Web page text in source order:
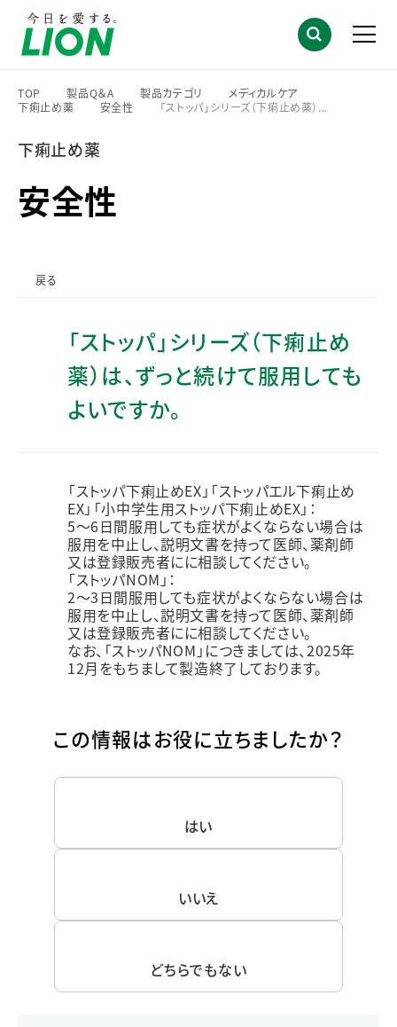
TOP
>
製品Q＆A
>
製品カテゴリ
>
メディカルケア
>
下痢止め薬
安全性
「ストッパ」シリーズ（下痢止め薬）...
下痢止め薬
安全性
戻る
「ストッパ」シリーズ（下痢止め
薬）は、ずっと続けて服用しても
よいですか。
「ストッパ下痢止めEX」「ストッパエル下痢止め
EX」「小中学生用ストッパ下痢止めEX」：
5～6日間服用しても症状がよくならない場合は
服用を中止し、説明文書を持って医師、薬剤師
又は登録販売者にに相談してください。
「ストッパNOM」：
2～3日間服用しても症状がよくならない場合は
服用を中止し、説明文書を持って医師、薬剤師
又は登録販売者にに相談してください。
なお、「ストッパNOM」につきましては、2025年
12月をもちまして製造終了しております。
この情報はお役に立ちましたか？
はい
いいえ
どちらでもない